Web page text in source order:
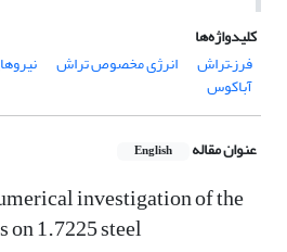
کلیدواژه‌ها
فرز–تراش
انرژی مخصوص تراش
آباکوس
عنوان مقاله English
investigation of the
1.7225 steel